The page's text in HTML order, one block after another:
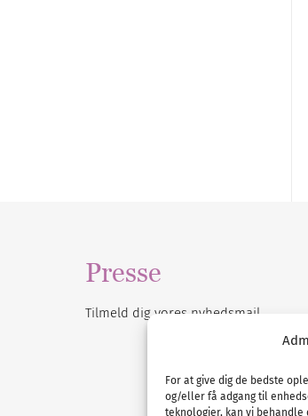
For at give dig de bedste
og/eller få adgang til
teknologier, kan vi
Presse
Tilmeld dig vores nyhedsmail